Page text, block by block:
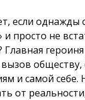
если однажды
и просто не
Главная
и самой себе.
от